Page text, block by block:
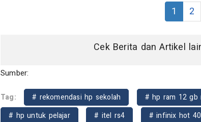
1 2
Cek Berita dan Artikel
Sumber:
Tag: # rekomendasi hp sekolah # hp ram 12 gb
# hp untuk pelajar
# itel rs4
# infinix hot